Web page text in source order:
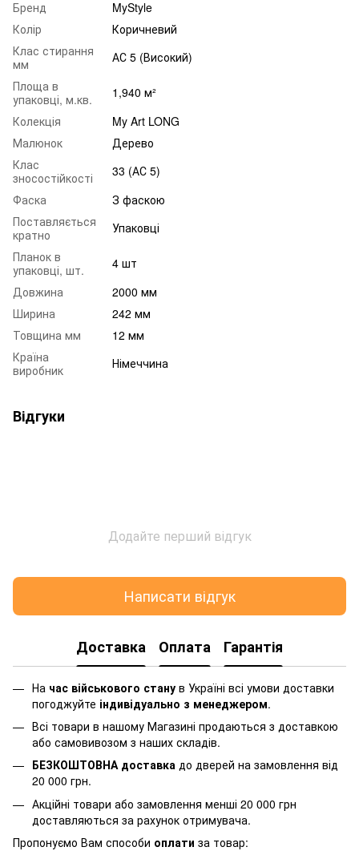
Бренд
MyStyle
Колір
Коричневий
Клас стирання
мм
АС 5 (Високий)
Площа в
упаковці, м.кв.
1,940 м²
Колекція
My Art LONG
Малюнок
Дерево
Клас
зносостійкості
33 (АС 5)
Фаска
З фаскою
Поставляється
кратно
Упаковці
Планок в
упаковці, шт.
4 шт
Довжина
2000 мм
Ширина
242 мм
Товщина мм
12 мм
Країна
виробник
Німеччина
Відгуки
Додайте перший відгук
Написати відгук
Доставка Оплата Гарантія
На час військового стану в Україні всі умови доставки
погоджуйте індивідуально з менеджером.
Всі товари в нашому Магазині продаються з доставкою
або самовивозом з наших складів.
БЕЗКОШТОВНА доставка до дверей на замовлення від
20 000 грн.
Акційні товари або замовлення менші 20 000 грн
доставляються за рахунок отримувача.
Пропонуємо Вам способи оплати за товар: